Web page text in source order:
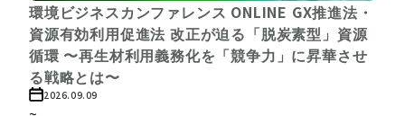
環境ビジネスカンファレンス ONLINE GX推進法・
資源有効利用促進法 改正が迫る「脱炭素型」資源
循環 〜再生材利用義務化を「競争力」に昇華させ
る戦略とは〜
2026.09.09